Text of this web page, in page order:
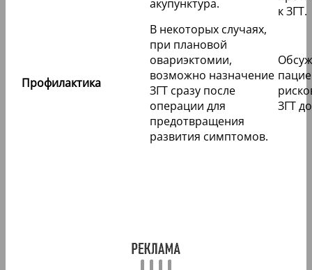
акупунктура.
к ЗГТ.
Профилактика
В некоторых случаях,
при плановой
овариэктомии,
возможно назначение
ЗГТ сразу после
операции для
предотвращения
развития симптомов.
ЗГТ